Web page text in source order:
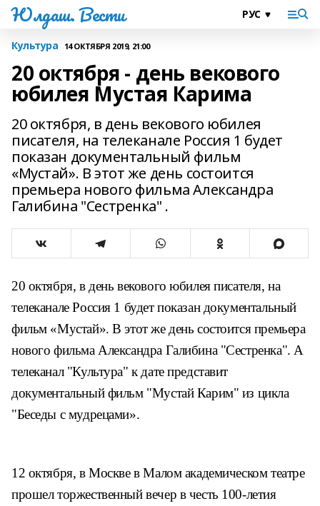
Юлдаш. Вести
Культура 14 ОКТЯБРЯ 2019, 21:00
20 октября - день векового
юбилея Мустая Карима
20 октября, в день векового юбилея
писателя, на телеканале Россия 1 будет
показан документальный фильм
«Мустай». В этот же день состоится
премьера нового фильма Александра
Галибина "Сестренка" .
20 октября, в день векового юбилея писателя, на
телеканале Россия 1 будет показан документальный
фильм «Мустай». В этот же день состоится премьера
нового фильма Александра Галибина "Сестренка". А
телеканал "Культура" к дате представит
документальный фильм "Мустай Карим" из цикла
"Беседы с мудрецами».
12 октября, в Москве в Малом академическом театре
прошел торжественный вечер в честь 100-летия